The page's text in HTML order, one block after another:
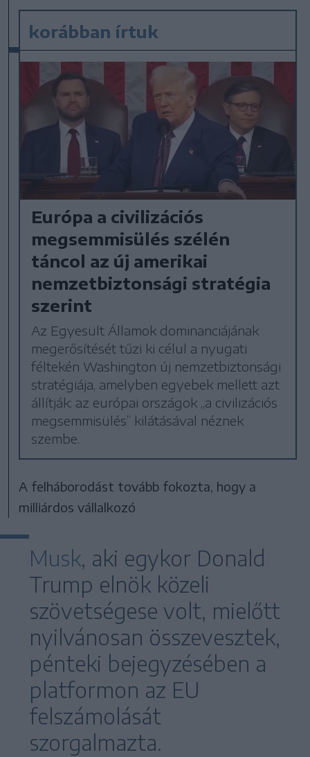
korábban írtuk
Európa a civilizációs
megsemmisülés szélén
táncol az új amerikai
nemzetbiztonsági stratégia
szerint
Az Egyesült Államok dominanciájának
megerősítését tűzi ki célul a nyugati
féltekén Washington új nemzetbiztonsági
stratégiája, amelyben egyebek mellett azt
állítják: az európai országok „a civilizációs
megsemmisülés” kilátásával néznek
szembe.
A felháborodást tovább fokozta, hogy a
milliárdos vállalkozó
Musk, aki egykor Donald
Trump elnök közeli
szövetségese volt, mielőtt
nyilvánosan összevesztek,
pénteki bejegyzésében a
platformon az EU
felszámolását
szorgalmazta.